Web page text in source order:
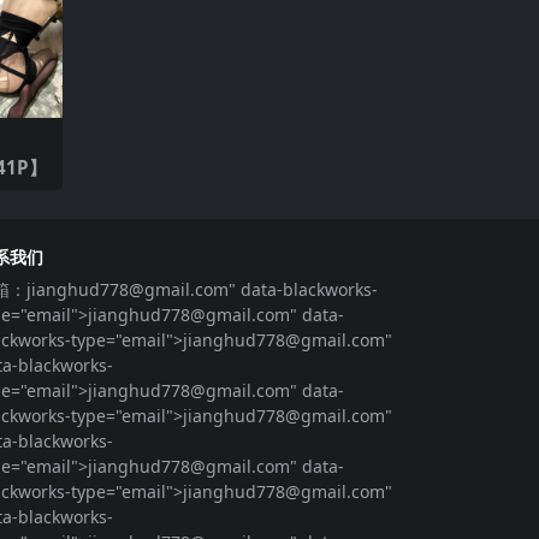
】
我们
： jianghud778@gmail.com" data-blackworks-
jianghud778@gmail.com" data-
type="email">jianghud778@gmail.com"
blackworks-
jianghud778@gmail.com" data-
type="email">jianghud778@gmail.com"
blackworks-
jianghud778@gmail.com" data-
type="email">jianghud778@gmail.com"
blackworks-